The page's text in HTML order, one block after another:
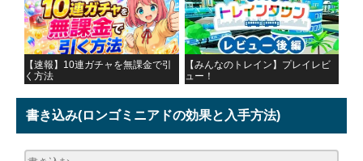
【速報】10連ガチャを無課金で引
く方法
【みんなのトレイン】プレイレビ
ュー！
書き込み(ロンゴミニアドの効果と入手方法)